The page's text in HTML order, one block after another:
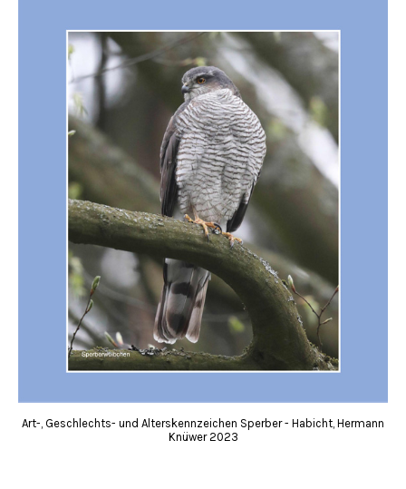
Art-, Geschlechts- und Alterskennzeichen Sperber - Habicht, Hermann
Knüwer 2023